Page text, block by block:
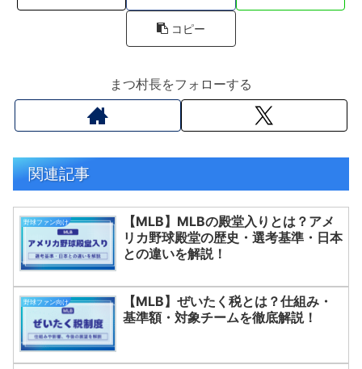
コピー
まつ村長をフォローする
関連記事
野球ファン向け
【MLB】MLBの殿堂入りとは？アメ
リカ野球殿堂の歴史・選考基準・日本
との違いを解説！
野球ファン向け
【MLB】ぜいたく税とは？仕組み・
基準額・対象チームを徹底解説！